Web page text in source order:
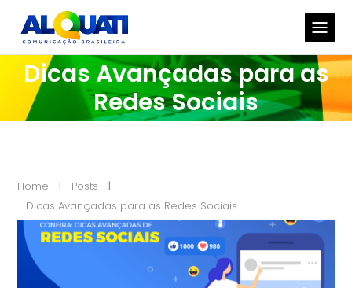
Dicas Avançadas para as
Redes Sociais
Home
Posts
Dicas Avançadas para as Redes Sociais